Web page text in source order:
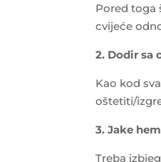
Pored toga
cvijeće
2. Dodir sa
Kao kod
oštetiti/
3. Jake
Treba